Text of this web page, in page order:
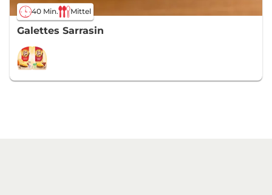
40 Min. Mittel
Galettes Sarrasin